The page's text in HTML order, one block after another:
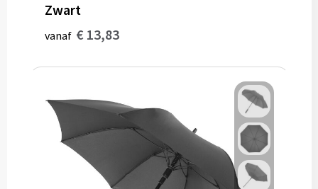
Zwart
vanaf € 13,83